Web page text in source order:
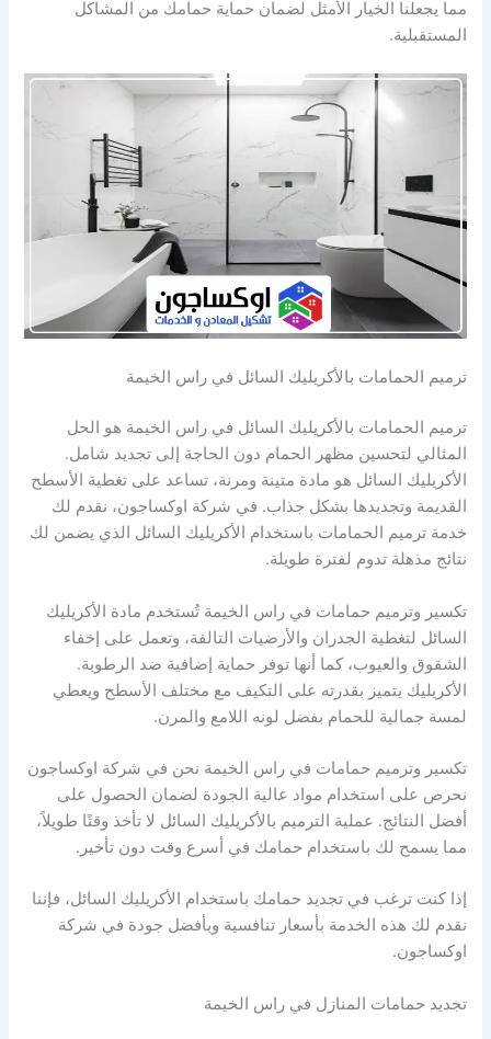
مما يجعلنا الخيار الأمثل لضمان حماية حمامك من المشاكل
المستقبلية.
ترميم الحمامات بالأكريليك السائل في راس الخيمة
ترميم الحمامات بالأكريليك السائل في راس الخيمة هو الحل
المثالي لتحسين مظهر الحمام دون الحاجة إلى تجديد شامل.
الأكريليك السائل هو مادة متينة ومرنة، تساعد على تغطية الأسطح
القديمة وتجديدها بشكل جذاب. في شركة اوكساجون، نقدم لك
خدمة ترميم الحمامات باستخدام الأكريليك السائل الذي يضمن لك
نتائج مذهلة تدوم لفترة طويلة.
تكسير وترميم حمامات في راس الخيمة تُستخدم مادة الأكريليك
السائل لتغطية الجدران والأرضيات التالفة، وتعمل على إخفاء
الشقوق والعيوب، كما أنها توفر حماية إضافية ضد الرطوبة.
الأكريليك يتميز بقدرته على التكيف مع مختلف الأسطح ويعطي
لمسة جمالية للحمام بفضل لونه اللامع والمرن.
تكسير وترميم حمامات في راس الخيمة نحن في شركة اوكساجون
نحرص على استخدام مواد عالية الجودة لضمان الحصول على
أفضل النتائج. عملية الترميم بالأكريليك السائل لا تأخذ وقتًا طويلاً،
مما يسمح لك باستخدام حمامك في أسرع وقت دون تأخير.
إذا كنت ترغب في تجديد حمامك باستخدام الأكريليك السائل، فإننا
نقدم لك هذه الخدمة بأسعار تنافسية وبأفضل جودة في شركة
اوكساجون.
تجديد حمامات المنازل في راس الخيمة